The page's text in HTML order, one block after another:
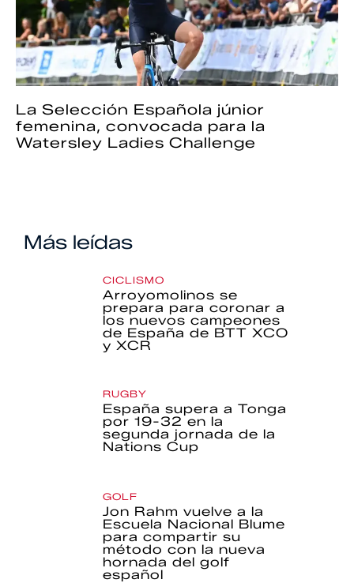
La Selección Española júnior
femenina, convocada para la
Watersley Ladies Challenge
Más leídas
CICLISMO
Arroyomolinos se
prepara para coronar a
los nuevos campeones
de España de BTT XCO
y XCR
RUGBY
España supera a Tonga
por 19-32 en la
segunda jornada de la
Nations Cup
GOLF
Jon Rahm vuelve a la
Escuela Nacional Blume
para compartir su
método con la nueva
hornada del golf
español